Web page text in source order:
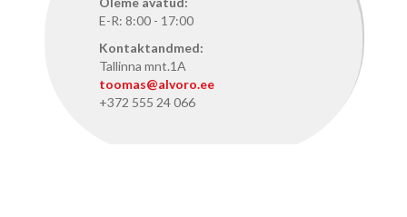
E-R: 8:00 - 17:00
Kontaktandmed:
Tallinna mnt.1A
toomas@alvoro.ee
+372 555 24 066